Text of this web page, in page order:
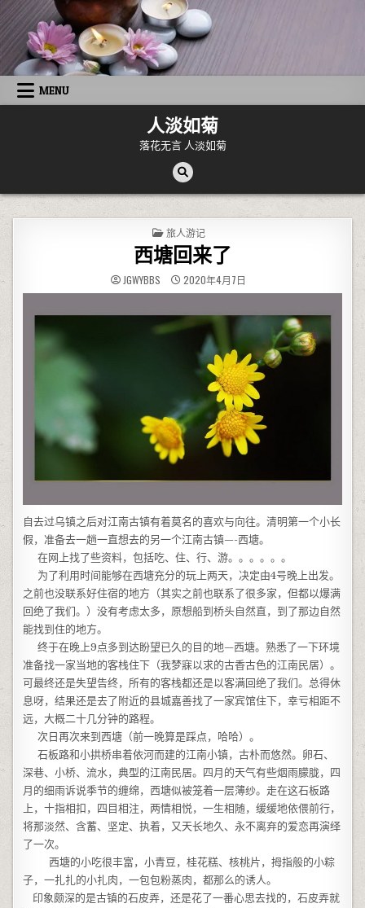
Skip to content
MENU
人淡如菊
落花无言 人淡如菊
POSTED IN
旅人游记
西塘回来了
JGWYBBS 2020年4月7日
自去过乌镇之后对江南古镇有着莫名的喜欢与向往。清明第一个小长
假，准备去一趟一直想去的另一个江南古镇—-西塘。
在网上找了些资料，包括吃、住、行、游。。。。。。
为了利用时间能够在西塘充分的玩上两天，决定由4号晚上出发。
之前也没联系好住宿的地方（其实之前也联系了很多家，但都以爆满
回绝了我们。）没有考虑太多，原想船到桥头自然直，到了那边自然
能找到住的地方。
终于在晚上9点多到达盼望已久的目的地—西塘。熟悉了一下环境
准备找一家当地的客栈住下（我梦寐以求的古香古色的江南民居）。
可最终还是失望告终，所有的客栈都还是以客满回绝了我们。总得休
息呀，结果还是去了附近的县城嘉善找了一家宾馆住下，幸亏相距不
远，大概二十几分钟的路程。
次日再次来到西塘（前一晚算是踩点，哈哈）。
石板路和小拱桥串着依河而建的江南小镇，古朴而悠然。卵石、
深巷、小桥、流水，典型的江南民居。四月的天气有些烟雨朦胧，四
月的细雨诉说季节的缠绵，西塘似被笼着一层薄纱。走在这石板路
上，十指相扣，四目相注，两情相悦，一生相随，缓缓地依偎前行，
将那淡然、含蓄、坚定、执着，又天长地久、永不离弃的爱恋再演绎
了一次。
西塘的小吃很丰富，小青豆，桂花糕、核桃片，拇指般的小粽
子，一扎扎的小扎肉，一包包粉蒸肉，都那么的诱人。
印象颇深的是古镇的石皮弄，还是花了一番心思去找的，石皮弄就